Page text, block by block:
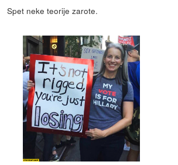
Spet neke teorije zarote.